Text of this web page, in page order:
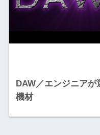
DAW／エンジニア
機材